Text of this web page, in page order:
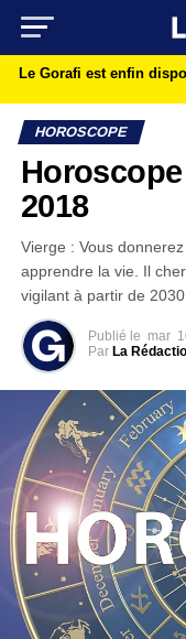
Le Gorafi est enfin
HOROSCOPE
2018
Vierge : Vous
apprendre la vie. Il
vigilant à partir de 2030.
Publié le mar
Par La